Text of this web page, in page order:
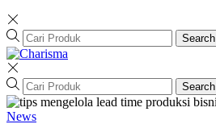
Search
Search
News